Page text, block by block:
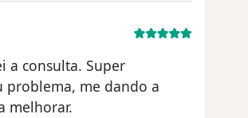
a consulta. Super
problema, me dando a
melhorar.